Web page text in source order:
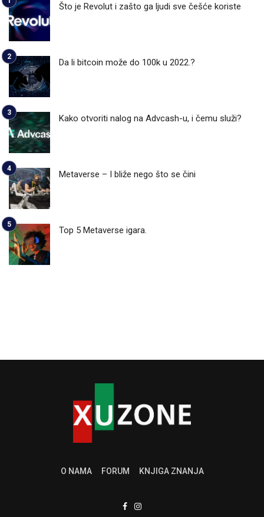
Što je Revolut i zašto ga ljudi sve češće koriste
Da li bitcoin može do 100k u 2022.?
Kako otvoriti nalog na Advcash-u, i čemu služi?
Metaverse – I bliže nego što se čini
Top 5 Metaverse igara.
O NAMA FORUM KNJIGA ZNANJA